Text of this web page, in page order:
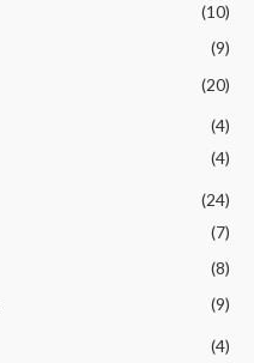
(10)
(9)
(20)
(4)
(4)
(24)
(7)
(8)
(9)
(4)